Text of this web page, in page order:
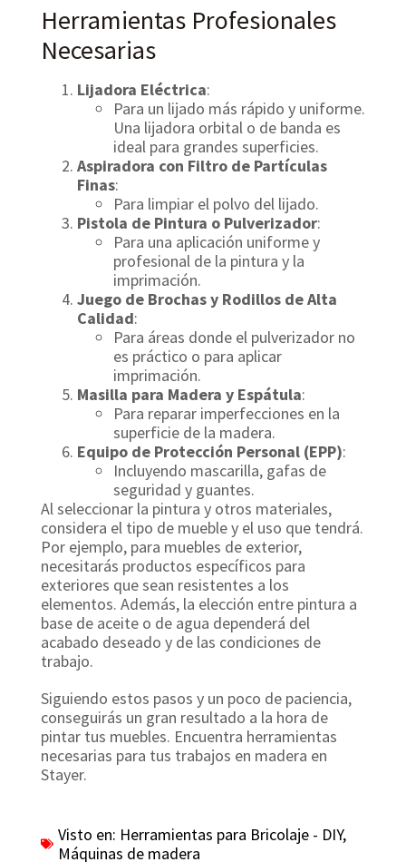
Herramientas Profesionales
Necesarias
Lijadora Eléctrica:
Para un lijado más rápido y uniforme.
Una lijadora orbital o de banda es
ideal para grandes superficies.
Aspiradora con Filtro de Partículas
Finas:
Para limpiar el polvo del lijado.
Pistola de Pintura o Pulverizador:
Para una aplicación uniforme y
profesional de la pintura y la
imprimación.
Juego de Brochas y Rodillos de Alta
Calidad:
Para áreas donde el pulverizador no
es práctico o para aplicar
imprimación.
Masilla para Madera y Espátula:
Para reparar imperfecciones en la
superficie de la madera.
Equipo de Protección Personal (EPP):
Incluyendo mascarilla, gafas de
seguridad y guantes.
Al seleccionar la pintura y otros materiales,
considera el tipo de mueble y el uso que tendrá.
Por ejemplo, para muebles de exterior,
necesitarás productos específicos para
exteriores que sean resistentes a los
elementos. Además, la elección entre pintura a
base de aceite o de agua dependerá del
acabado deseado y de las condiciones de
trabajo.
Siguiendo estos pasos y un poco de paciencia,
conseguirás un gran resultado a la hora de
pintar tus muebles. Encuentra herramientas
necesarias para tus trabajos en madera en
Stayer.
Visto en: Herramientas para Bricolaje - DIY,
Máquinas de madera